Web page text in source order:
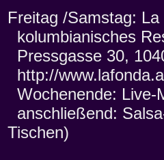
Freitag /Samstag: La
kolumbianisches
Pressgasse 30,
http://
Wochenende: Live-
anschließend:
Tischen)